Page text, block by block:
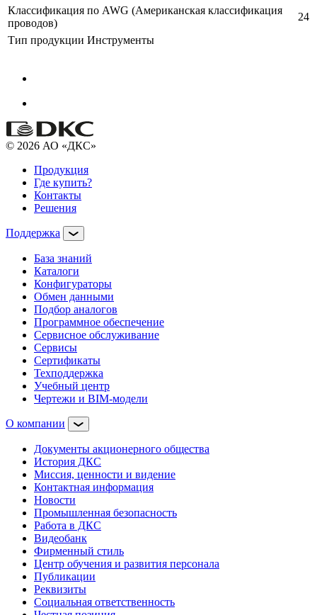
Классификация по AWG (Американская классификация
проводов)
24
Тип продукции Инструменты
© 2026 АО «ДКС»
Продукция
Где купить?
Контакты
Решения
Поддержка
База знаний
Каталоги
Конфигураторы
Обмен данными
Подбор аналогов
Программное обеспечение
Сервисное обслуживание
Сервисы
Сертификаты
Техподдержка
Учебный центр
Чертежи и BIM-модели
О компании
Документы акционерного общества
История ДКС
Миссия, ценности и видение
Контактная информация
Новости
Промышленная безопасность
Работа в ДКС
Видеобанк
Фирменный стиль
Центр обучения и развития персонала
Публикации
Реквизиты
Социальная ответственность